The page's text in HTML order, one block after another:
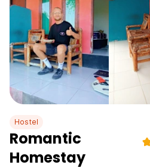
Hostel
Romantic
Homestay